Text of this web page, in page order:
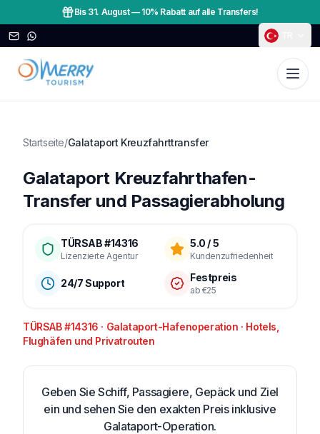
Bis 31. August— 10% Rabatt auf alle Transfers!
Startseite/Galataport Kreuzfahrttransfer
Galataport Kreuzfahrthafen-
Transfer und Passagierabholung
TÜRSAB #14316
Lizenzierte Agentur
5.0 / 5
Kundenzufriedenheit
24/7 Support Festpreis
ab €25
TÜRSAB #14316 · Galataport-Hafenoperation · Hotels,
Flughäfen und Privatrouten
Geben Sie Schiff, Passagiere, Gepäck und Ziel
ein und sehen Sie den exakten Preis inklusive
Galataport-Operation.